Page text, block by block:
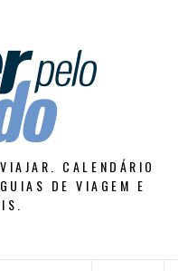
CALENDÁRIO
DE VIAGEM E